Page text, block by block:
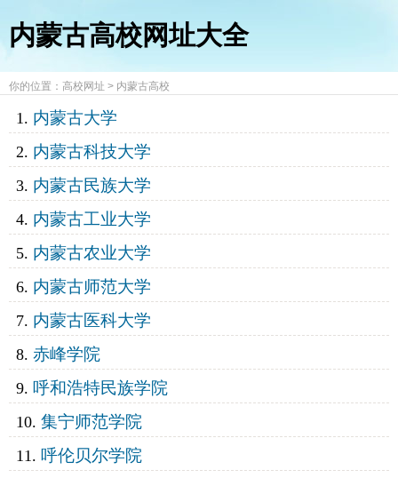
内蒙古高校网址大全
你的位置： 高校网址 > 内蒙古高校
内蒙古大学
内蒙古科技大学
内蒙古民族大学
内蒙古工业大学
内蒙古农业大学
内蒙古师范大学
内蒙古医科大学
赤峰学院
呼和浩特民族学院
集宁师范学院
呼伦贝尔学院